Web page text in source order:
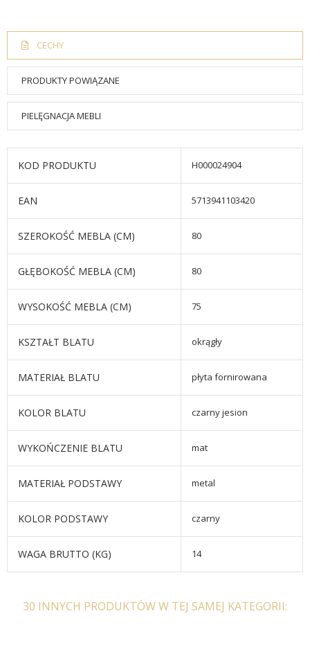
CECHY
PRODUKTY POWIĄZANE
PIELĘGNACJA MEBLI
KOD PRODUKTU H000024904
EAN 5713941103420
SZEROKOŚĆ MEBLA (CM) 80
GŁĘBOKOŚĆ MEBLA (CM) 80
WYSOKOŚĆ MEBLA (CM) 75
KSZTAŁT BLATU okrągły
MATERIAŁ BLATU płyta fornirowana
KOLOR BLATU czarny jesion
WYKOŃCZENIE BLATU mat
MATERIAŁ PODSTAWY metal
KOLOR PODSTAWY czarny
WAGA BRUTTO (KG) 14
30 INNYCH PRODUKTÓW W TEJ SAMEJ KATEGORII: